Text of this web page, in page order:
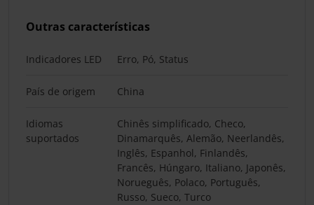
Outras características
Indicadores LED Erro, Pó, Status
País de origem China
Idiomas
suportados
Chinês simplificado, Checo,
Dinamarquês, Alemão, Neerlandês,
Inglês, Espanhol, Finlandês,
Francês, Húngaro, Italiano, Japonês,
Norueguês, Polaco, Português,
Russo, Sueco, Turco